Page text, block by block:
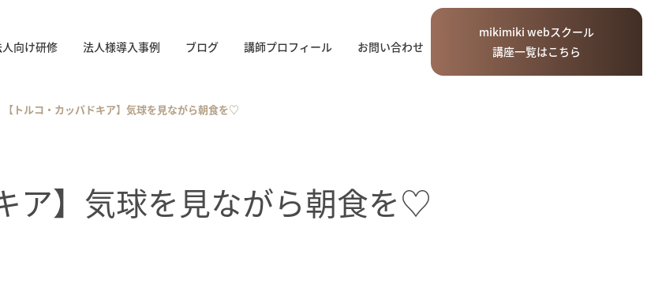
向け研修 法人様導入事例 ブログ 講師プロフィール お問い合わせ
mikimiki webスクール
講座一覧はこちら
【トルコ・カッパドキア】気球を見ながら朝食を♡
ア】気球を見ながら朝食を♡